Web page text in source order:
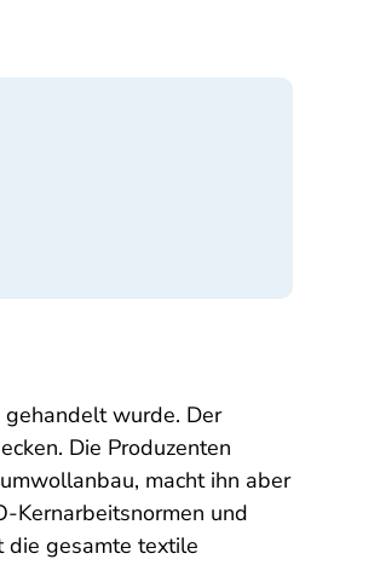
wurde. Der
Die Produzenten
macht ihn aber
Kernarbeitsnormen und
die gesamte textile